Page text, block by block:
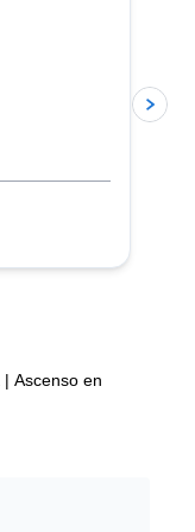
| Ascenso en